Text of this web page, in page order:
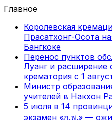
Главное
Королевская
Прасатхонг-Осота
Бангкоке
Перенос пунктов
Луанг и расширение
крематория с 1
Министр
учителей в Накхон
5 июля в 14
экзамен «ก.พ.» —